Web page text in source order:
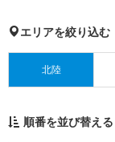
エリアを絞り込む
北陸
順番を並び替える